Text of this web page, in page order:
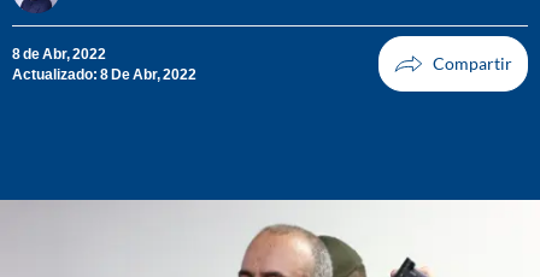
8 de Abr, 2022
Actualizado: 8 De Abr, 2022